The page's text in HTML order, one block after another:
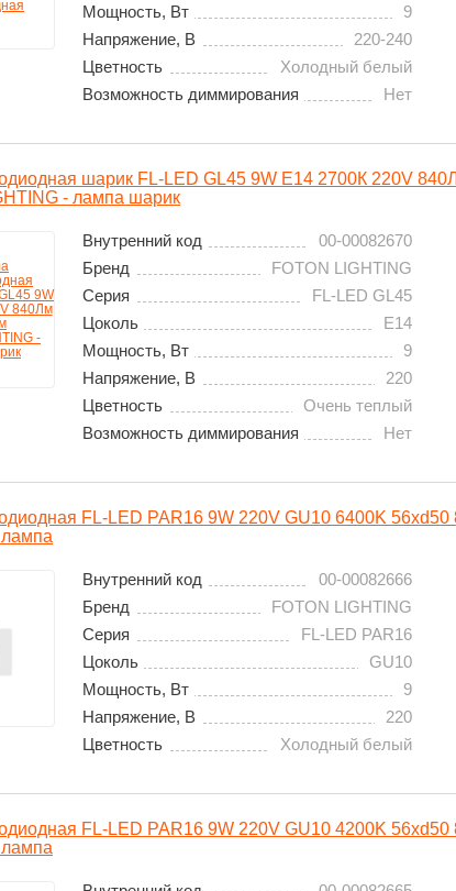
Мощность, Вт
9
Напряжение, В
220-240
Цветность
Холодный белый
Возможность диммирования
Нет
шарик FL-LED GL45 9W E14 2700К 220V
- лампа шарик
Внутренний код
00-00082670
Бренд
FOTON LIGHTING
Серия
FL-LED GL45
Цоколь
E14
Мощность, Вт
9
Напряжение, В
220
Цветность
Очень теплый
Возможность диммирования
Нет
FL-LED PAR16 9W 220V GU10 6400K 56xd50
лампа
Внутренний код
00-00082666
Бренд
FOTON LIGHTING
Серия
FL-LED PAR16
Цоколь
GU10
Мощность, Вт
9
Напряжение, В
220
Цветность
Холодный белый
FL-LED PAR16 9W 220V GU10 4200K 56xd50
лампа